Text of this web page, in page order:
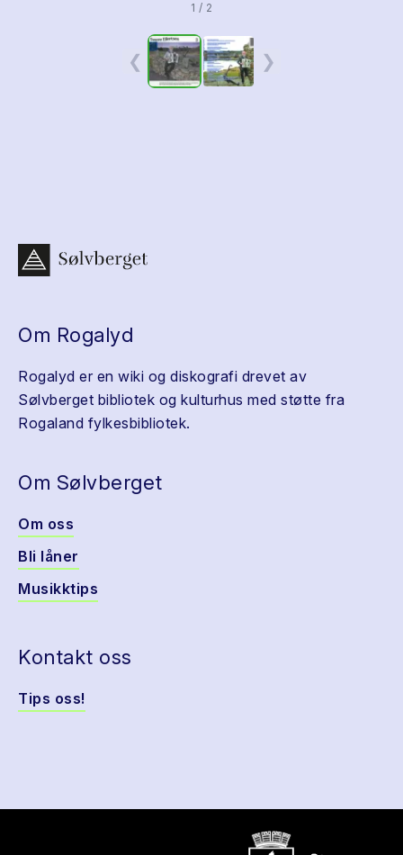
1 / 2
❮ ❯
Om Rogalyd
Rogalyd er en wiki og diskografi drevet av
Sølvberget bibliotek og kulturhus med støtte fra
Rogaland fylkesbibliotek.
Om Sølvberget
Om oss
Bli låner
Musikktips
Kontakt oss
Tips oss!